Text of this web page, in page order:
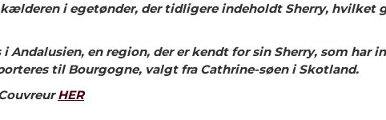
i egetønder, der tidligere indeholdt Sherry, hvilket
Andalusien, en region, der er kendt for sin Sherry, som har
til Bourgogne, valgt fra Cathrine-søen i Skotland.
HER